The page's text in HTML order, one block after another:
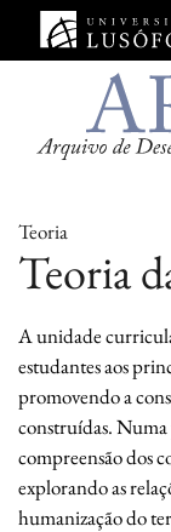
Saltar para o
Teoria
Teoria
A unidade
estudantes aos
promovendo a
construídas. Numa
compreensão dos
explorando as
humanização do